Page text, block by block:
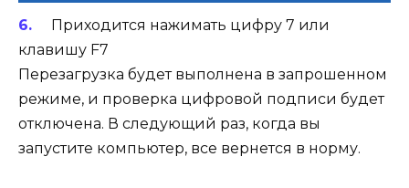
Приходится нажимать цифру 7 или
клавишу F7
Перезагрузка будет выполнена в запрошенном
режиме, и проверка цифровой подписи будет
отключена. В следующий раз, когда вы
запустите компьютер, все вернется в норму.